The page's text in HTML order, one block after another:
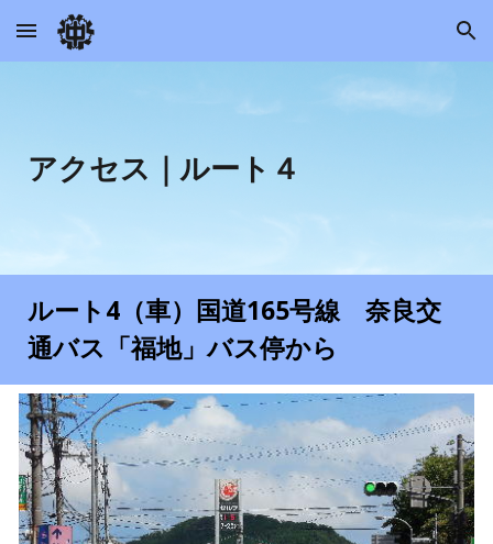
Skip to main content Skip to navigation
アクセス｜ルート ４
ルート4（車）国道165号線 奈良交
通バス「福地」バス停から